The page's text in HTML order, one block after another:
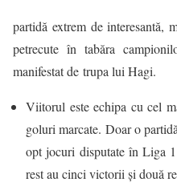
partidă extrem de interesantă,
petrecute în tabăra
manifestat de trupa lui Hagi.
Viitorul este echipa cu cel
goluri marcate. Doar o
opt jocuri disputate în Liga
rest au cinci victorii şi două